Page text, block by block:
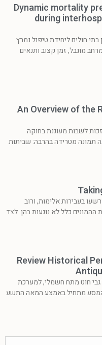
Dynamic mortality
during
חולים ליחידת טיפול נמרץ
מוגבל, זמן קצוב ותנאים
An Overview of the
לשבות מעוגנת בחוקה
תמונה מטרידה בהרבה: שביתות
בעבירות אלימות, ורוב
כלל לא נוגעות בהן. לצד
Review Historical
גבי חוט מתח חשמלי, למערכת
מתחיל באמצע המאה התשע